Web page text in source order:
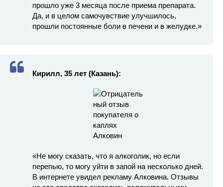
прошло уже 3 месяца после приема препарата.
Да, и в целом самочувствие улучшилось,
прошли постоянные боли в печени и в желудке.»
Кирилл, 35 лет (Казань):
«Не могу сказать, что я алкоголик, но если
перепью, то могу уйти в запой на несколько дней.
В интернете увидел рекламу Алковина. Отзывы